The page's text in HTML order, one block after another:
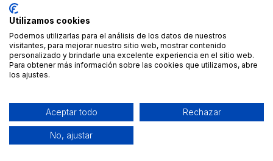
Utilizamos cookies
Podemos utilizarlas para el análisis de los datos de nuestros
visitantes, para mejorar nuestro sitio web, mostrar contenido
personalizado y brindarle una excelente experiencia en el sitio web.
Para obtener más información sobre las cookies que utilizamos, abre
los ajustes.
Aceptar todo Rechazar
No, ajustar